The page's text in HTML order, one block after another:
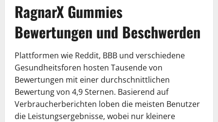
RagnarX Gummies
Bewertungen und Beschwerden
Plattformen wie Reddit, BBB und verschiedene
Gesundheitsforen hosten Tausende von
Bewertungen mit einer durchschnittlichen
Bewertung von 4,9 Sternen. Basierend auf
Verbraucherberichten loben die meisten Benutzer
die Leistungsergebnisse, wobei nur kleinere